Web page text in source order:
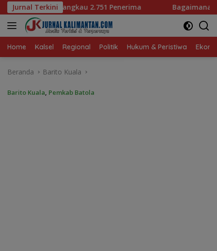
Langsung
ke
konten
Jurnal Terkini
Penerima Bagaimana KIP Hadapi Deepfake dan
Home Kalsel Regional Politik Hukum & Peristiwa
Beranda Barito Kuala
Barito Kuala, Pemkab Batola